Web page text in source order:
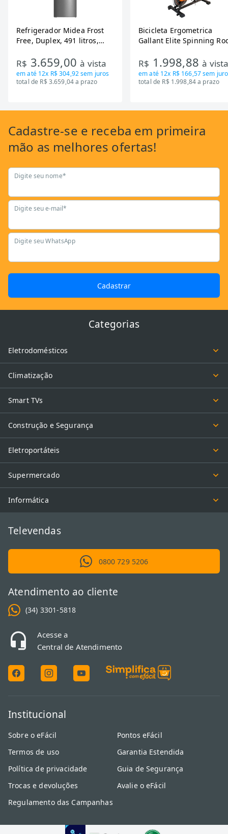
Refrigerador Midea Frost
Free, Duplex, 491 litros,
RT650EVK463)
R$ 3.659,00à vista
em até 12x R$ 304,92sem juros
total de R$ 3.659,04 a prazo
Bicicleta Ergometrica
Gallant Elite Spinning
Mecanica GSB13HBTA-PT
R$ 1.998,88à
em até 12x R$ 166,57sem
total de R$ 1.998,84 a prazo
Cadastre-se e receba em primeira
mão as melhores ofertas!
Digite seu nome*
Digite seu e-mail*
Digite seu WhatsApp
Cadastrar
Categorias
Eletrodomésticos
Climatização
Smart TVs
Construção e Segurança
Eletroportáteis
Supermercado
Informática
Televendas
0800 729 5206
Atendimento ao cliente
(34) 3301-5818
Acesse a
Central de Atendimento
Institucional
Sobre o eFácil
Termos de uso
Política de privacidade
Trocas e devoluções
Regulamento das Campanhas
Pontos eFácil
Garantia Estendida
Guia de Segurança
Avalie o eFácil